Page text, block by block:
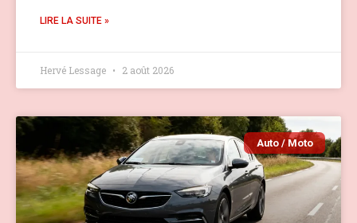
LIRE LA SUITE »
Hervé Lessage 2 août 2026
Auto / Moto